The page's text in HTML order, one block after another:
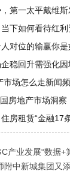
第一太平戴维
下如何看待红利
对位的输赢你
稳回升需强化因
场怎么走新闻
房地产市场洞察
房租赁“金融17
产业发展“数据+
附中新城集团又